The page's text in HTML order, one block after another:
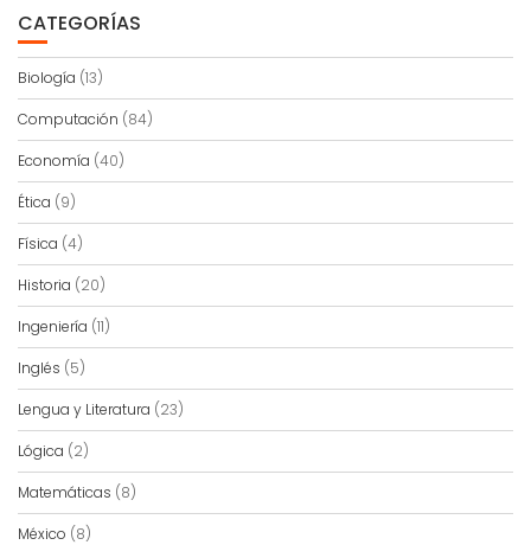
CATEGORÍAS
Biología (13)
Computación (84)
Economía (40)
Ética (9)
Física (4)
Historia (20)
Ingeniería (11)
Inglés (5)
Lengua y Literatura (23)
Lógica (2)
Matemáticas (8)
México (8)